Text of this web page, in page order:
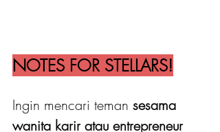
NOTES FOR STELLARS!
Ingin mencari teman sesama
wanita karir atau entrepreneur